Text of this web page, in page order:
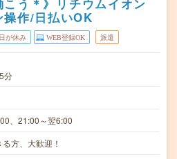
こう＊》リチウムイオン
操作/日払いOK
が休み WEB登録OK 派遣
分
、21:00～翌6:00
方、大歓迎！